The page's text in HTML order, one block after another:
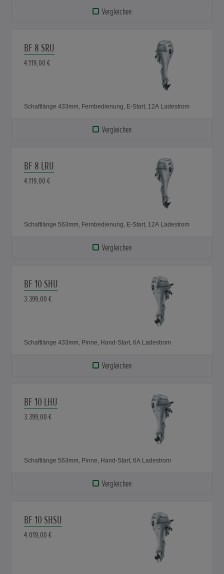
Vergleichen
BF 8 SRU
4.119,00 €
Schaftlänge 433mm, Fernbedienung, E-Start, 12A Ladestrom
Vergleichen
BF 8 LRU
4.119,00 €
Schaftlänge 563mm, Fernbedienung, E-Start, 12A Ladestrom
Vergleichen
BF 10 SHU
3.399,00 €
Schaftlänge 433mm, Pinne, Hand-Start, 6A Ladestrom
Vergleichen
BF 10 LHU
3.399,00 €
Schaftlänge 563mm, Pinne, Hand-Start, 6A Ladestrom
Vergleichen
BF 10 SHSU
4.019,00 €